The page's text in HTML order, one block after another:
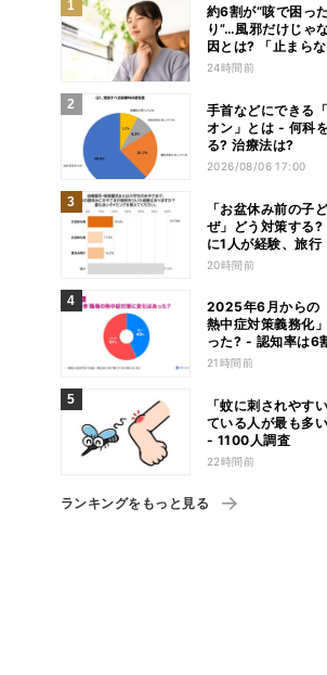
約6割が“咳で困っ
り”…風邪だけじゃ
因とは? 「止まら
れない」悩みを医
24時間前
手首などにできる
オン」とは - 何科
る? 治療法は?
2026/08/06 17:00
「お盆休み前の子
ぜ」どう対策する
に1人が経験、旅行
の影響も
20時間前
2025年6月からの
熱中症対策義務化
った? - 認知率は6
21時間前
「蚊に刺されやす
ている人が最も多
- 1100人調査
22時間前
ランキングをもっと見る